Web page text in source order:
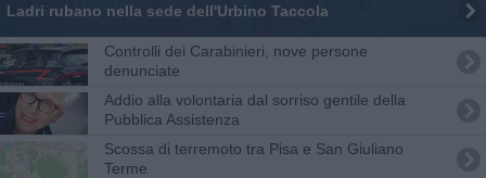
Ladri rubano nella sede dell'Urbino Taccola
Controlli dei Carabinieri, nove persone
denunciate
Addio alla volontaria dal sorriso gentile della
Pubblica Assistenza
Scossa di terremoto tra Pisa e San Giuliano
Terme